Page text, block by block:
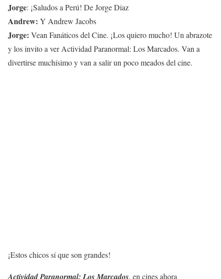
Jorge: ¡Saludos a Perú! De Jorge Diaz
Andrew: Y Andrew Jacobs
Jorge: Vean Fanáticos del Cine. ¡Los quiero mucho! Un abrazote
y los invito a ver Actividad Paranormal: Los Marcados. Van a
divertirse muchísimo y van a salir un poco meados del cine.
¡Estos chicos sí que son grandes!
Actividad Paranormal: Los Marcados, en cines ahora